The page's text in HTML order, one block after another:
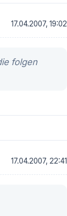
17.04.2007, 19:02
folgen
17.04.2007, 22:41